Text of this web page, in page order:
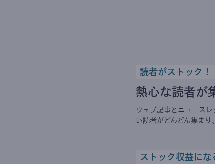
読者がストック！
熱心な読者が
ウェブ記事とニュース
い読者がどんどん集まり
ストック収益にな